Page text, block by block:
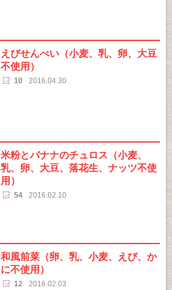
えびせんべい（小麦、乳、卵、大豆
不使用）
10 2016.04.30
米粉とバナナのチュロス（小麦、
乳、卵、大豆、落花生、ナッツ不使
用）
54 2016.02.10
和風前菜（卵、乳、小麦、えび、か
に不使用）
12 2016.02.03